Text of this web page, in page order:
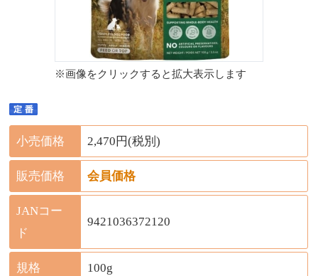
※画像をクリックすると拡大表示します
小売価格 2,470円(税別)
販売価格 会員価格
JANコー
ド
9421036372120
規格 100g